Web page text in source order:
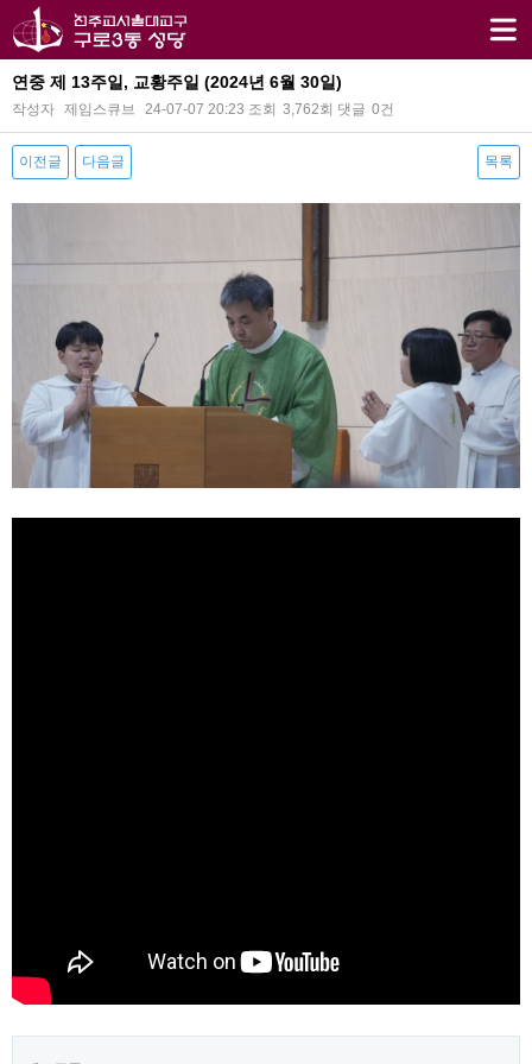
연중 제 13주일, 교황주일 (2024년 6월 30일)
작성자 제임스큐브 24-07-07 20:23 조회 3,762회 댓글 0건
이전글 다음글 목록